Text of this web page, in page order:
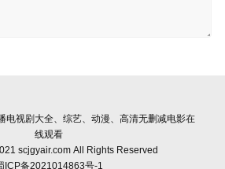
电视剧大全、综艺、动漫、高清无删减电影在
线观看
scjgyair.com All Rights Reserved
ICP备2021014863号-1